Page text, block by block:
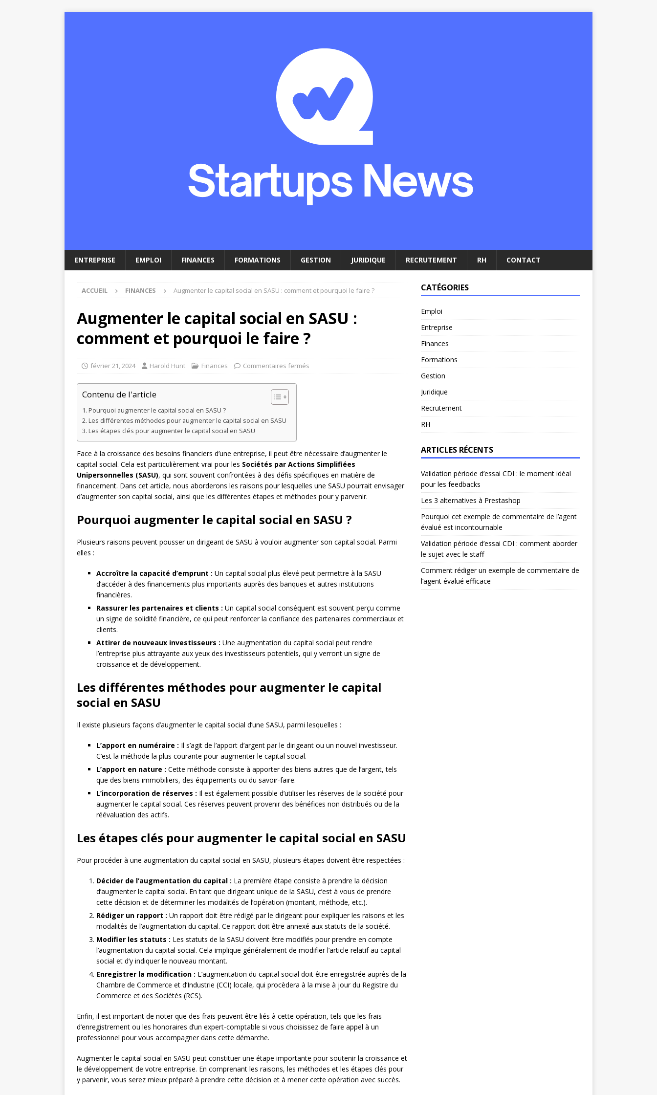
ENTREPRISE EMPLOI FINANCES FORMATIONS GESTION JURIDIQUE RECRUTEMENT RH CONTACT
ACCUEIL FINANCES Augmenter le capital social en SASU : comment et pourquoi le faire ?
Augmenter le capital social en SASU :
comment et pourquoi le faire ?
février 21, 2024 Harold Hunt Finances Commentaires fermés
Contenu de l'article
Pourquoi augmenter le capital social en SASU ?
Les différentes méthodes pour augmenter le capital social en SASU
Les étapes clés pour augmenter le capital social en SASU
Face à la croissance des besoins financiers d’une entreprise, il peut être nécessaire d’augmenter le
capital social. Cela est particulièrement vrai pour les Sociétés par Actions Simplifiées
Unipersonnelles (SASU), qui sont souvent confrontées à des défis spécifiques en matière de
financement. Dans cet article, nous aborderons les raisons pour lesquelles une SASU pourrait envisager
d’augmenter son capital social, ainsi que les différentes étapes et méthodes pour y parvenir.
Pourquoi augmenter le capital social en SASU ?
Plusieurs raisons peuvent pousser un dirigeant de SASU à vouloir augmenter son capital social. Parmi
elles :
Accroître la capacité d’emprunt : Un capital social plus élevé peut permettre à la SASU
d’accéder à des financements plus importants auprès des banques et autres institutions
financières.
Rassurer les partenaires et clients : Un capital social conséquent est souvent perçu comme
un signe de solidité financière, ce qui peut renforcer la confiance des partenaires commerciaux et
clients.
Attirer de nouveaux investisseurs : Une augmentation du capital social peut rendre
l’entreprise plus attrayante aux yeux des investisseurs potentiels, qui y verront un signe de
croissance et de développement.
Les différentes méthodes pour augmenter le capital
social en SASU
Il existe plusieurs façons d’augmenter le capital social d’une SASU, parmi lesquelles :
L’apport en numéraire : Il s’agit de l’apport d’argent par le dirigeant ou un nouvel investisseur.
C’est la méthode la plus courante pour augmenter le capital social.
L’apport en nature : Cette méthode consiste à apporter des biens autres que de l’argent, tels
que des biens immobiliers, des équipements ou du savoir-faire.
L’incorporation de réserves : Il est également possible d’utiliser les réserves de la société pour
augmenter le capital social. Ces réserves peuvent provenir des bénéfices non distribués ou de la
réévaluation des actifs.
Les étapes clés pour augmenter le capital social en SASU
Pour procéder à une augmentation du capital social en SASU, plusieurs étapes doivent être respectées :
Décider de l’augmentation du capital : La première étape consiste à prendre la décision
d’augmenter le capital social. En tant que dirigeant unique de la SASU, c’est à vous de prendre
cette décision et de déterminer les modalités de l’opération (montant, méthode, etc.).
Rédiger un rapport : Un rapport doit être rédigé par le dirigeant pour expliquer les raisons et les
modalités de l’augmentation du capital. Ce rapport doit être annexé aux statuts de la société.
Modifier les statuts : Les statuts de la SASU doivent être modifiés pour prendre en compte
l’augmentation du capital social. Cela implique généralement de modifier l’article relatif au capital
social et d’y indiquer le nouveau montant.
Enregistrer la modification : L’augmentation du capital social doit être enregistrée auprès de la
Chambre de Commerce et d’Industrie (CCI) locale, qui procèdera à la mise à jour du Registre du
Commerce et des Sociétés (RCS).
Enfin, il est important de noter que des frais peuvent être liés à cette opération, tels que les frais
d’enregistrement ou les honoraires d’un expert-comptable si vous choisissez de faire appel à un
professionnel pour vous accompagner dans cette démarche.
Augmenter le capital social en SASU peut constituer une étape importante pour soutenir la croissance et
le développement de votre entreprise. En comprenant les raisons, les méthodes et les étapes clés pour
y parvenir, vous serez mieux préparé à prendre cette décision et à mener cette opération avec succès.
CATÉGORIES
Emploi
Entreprise
Finances
Formations
Gestion
Juridique
Recrutement
RH
ARTICLES RÉCENTS
Validation période d’essai CDI : le moment idéal
pour les feedbacks
Les 3 alternatives à Prestashop
Pourquoi cet exemple de commentaire de l’agent
évalué est incontournable
Validation période d’essai CDI : comment aborder
le sujet avec le staff
Comment rédiger un exemple de commentaire de
l’agent évalué efficace